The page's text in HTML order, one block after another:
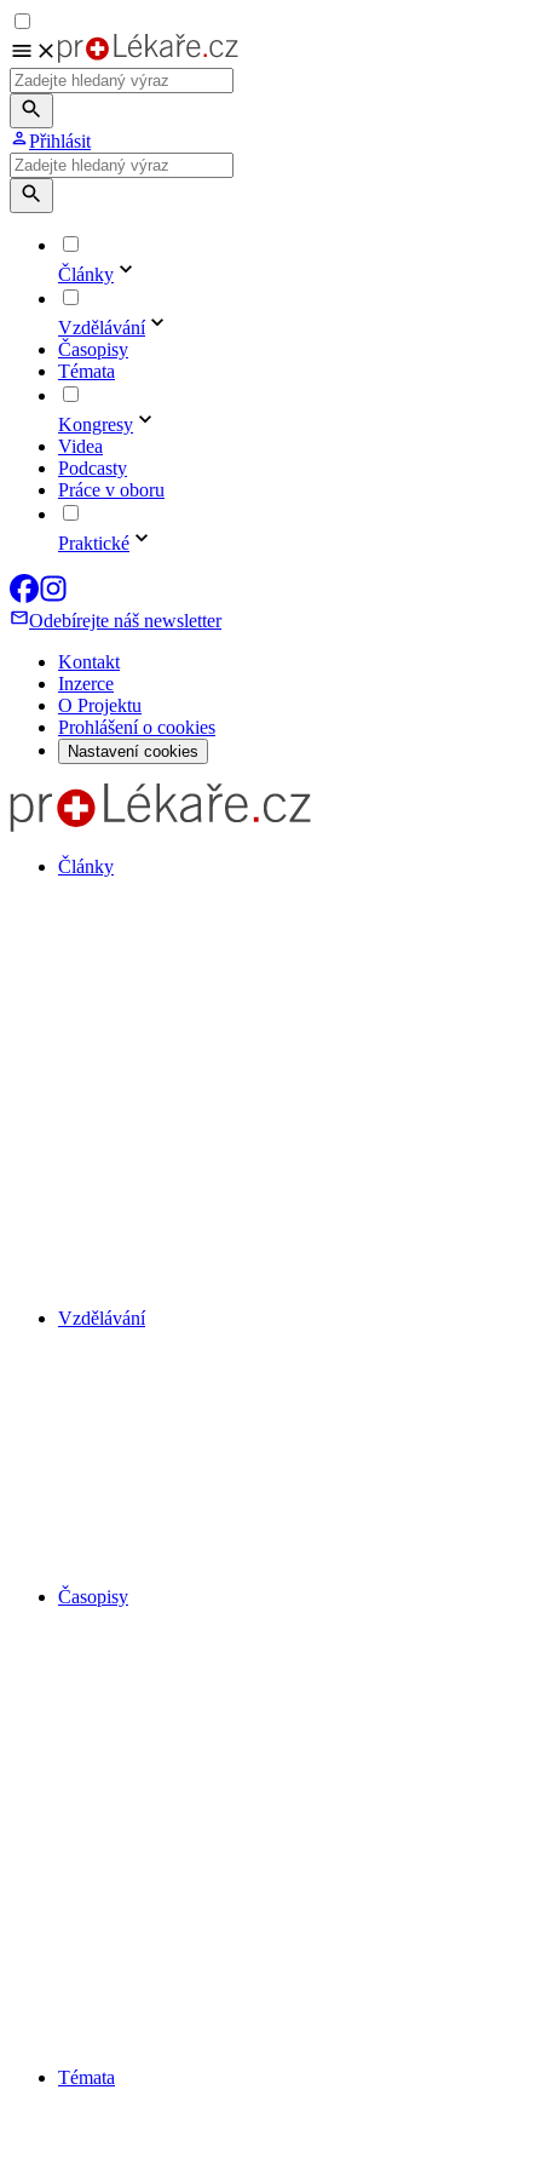
Přihlásit
Články
Vzdělávání
Časopisy
Témata
Kongresy
Videa
Podcasty
Práce v oboru
Praktické
Odebírejte náš newsletter
Kontakt
Inzerce
O Projektu
Prohlášení o cookies
Nastavení cookies
Články
Vzdělávání
Časopisy
Témata